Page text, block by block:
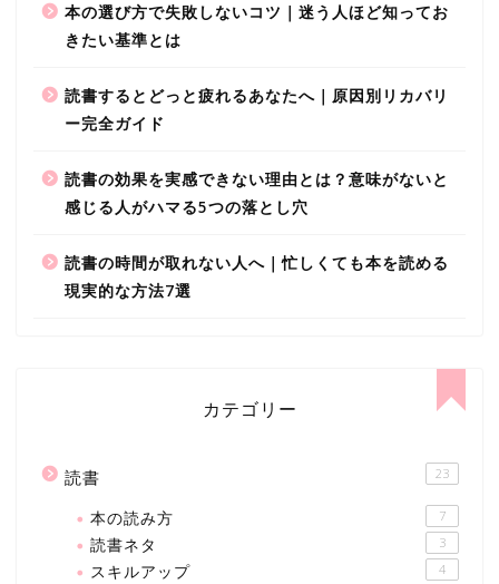
本の選び方で失敗しないコツ｜迷う人ほど知ってお
きたい基準とは
読書するとどっと疲れるあなたへ｜原因別リカバリ
ー完全ガイド
読書の効果を実感できない理由とは？意味がないと
感じる人がハマる5つの落とし穴
読書の時間が取れない人へ｜忙しくても本を読める
現実的な方法7選
カテゴリー
読書 23
本の読み方 7
読書ネタ 3
スキルアップ 4